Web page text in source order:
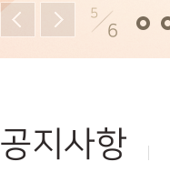
5
6
공지사항